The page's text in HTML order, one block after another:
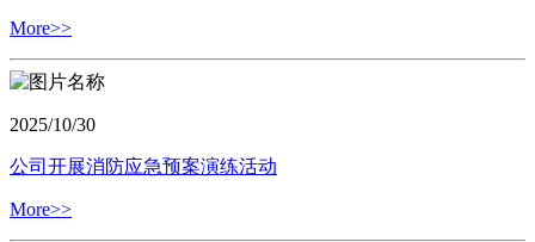
More>>
2025/10/30
公司开展消防应急预案演练活动
More>>